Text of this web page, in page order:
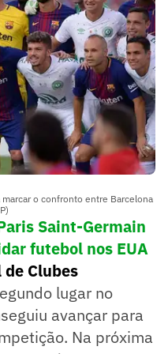
o confronto entre Barcelona
Saint-Germain
futebol nos EUA
de Clubes
lugar no
avançar para
Na próxima